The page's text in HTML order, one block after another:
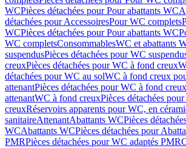
WCPièces détachées pour Pour abattants WC
détachées pour AccessoiresPour WC complets
WCPièces détachées pour Pour abattants WC
WC completsConsommablesWC et abattants
suspendusPièces détachées pour WC
creuxPièces détachées pour WC à fond creux
détachées pour WC au solWC à fond creux
attenantPièces détachées pour WC à fond
attenantWC à fond creuxPièces détachées
creuxRéservoirs apparents pour WC, en
sanitaireAttenantAbattants WCPièces
WCAbattants WCPièces détachées pour
PMRPièces détachées pour WC adaptés PMR